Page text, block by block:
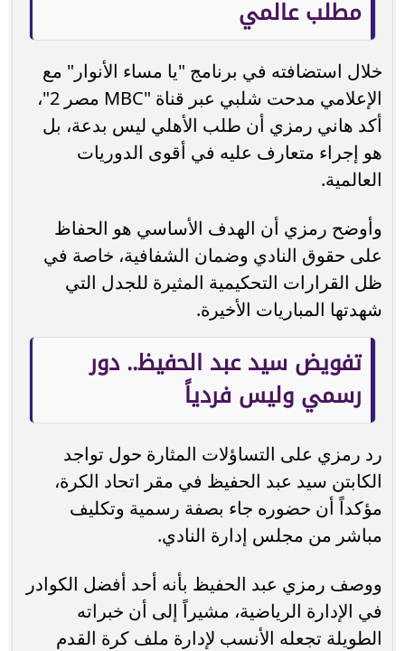
مطلب عالمي
خلال استضافته في برنامج "يا مساء الأنوار" مع
الإعلامي مدحت شلبي عبر قناة "MBC مصر 2"،
أكد هاني رمزي أن طلب الأهلي ليس بدعة، بل
هو إجراء متعارف عليه في أقوى الدوريات
العالمية.
وأوضح رمزي أن الهدف الأساسي هو الحفاظ
على حقوق النادي وضمان الشفافية، خاصة في
ظل القرارات التحكيمية المثيرة للجدل التي
شهدتها المباريات الأخيرة.
تفويض سيد عبد الحفيظ.. دور
رسمي وليس فردياً
رد رمزي على التساؤلات المثارة حول تواجد
الكابتن سيد عبد الحفيظ في مقر اتحاد الكرة،
مؤكداً أن حضوره جاء بصفة رسمية وتكليف
مباشر من مجلس إدارة النادي.
ووصف رمزي عبد الحفيظ بأنه أحد أفضل الكوادر
في الإدارة الرياضية، مشيراً إلى أن خبراته
الطويلة تجعله الأنسب لإدارة ملف كرة القدم